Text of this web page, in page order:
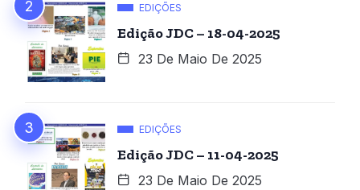
EDIÇÕES
Edição JDC – 18-04-2025
23 De Maio De 2025
EDIÇÕES
Edição JDC – 11-04-2025
23 De Maio De 2025